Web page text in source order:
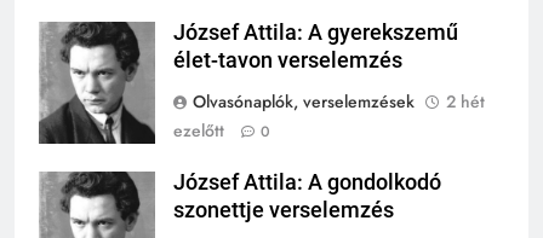
József Attila
József Attila: A gyerekszemű
élet-tavon verselemzés
Olvasónaplók, verselemzések
2 hét
ezelőtt
0
József Attila
József Attila: A gondolkodó
szonettje verselemzés
MIKOR VOLT?
TÖRTÉNELEM ÉRDEKESSÉGEK
3
Mikor volt a nyugatrómai
birodalom bukása?
MIKOR VOLT?
408
Gárdonyi Géza: Az egri csillagok
5-8. OSZTÁLY 6. OSZTÁLY OLVASÓNAPLÓ